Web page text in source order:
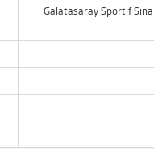
Galatasaray Sportif